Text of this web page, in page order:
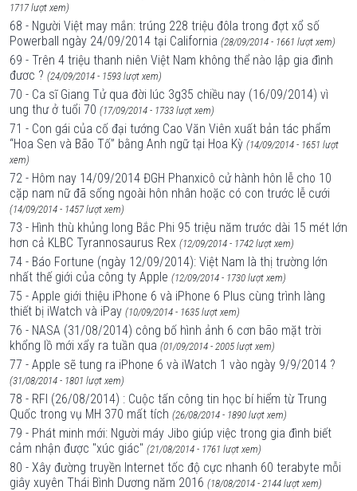
1717 lượt xem)
68 - Người Việt may mắn: trúng 228 triệu đôla trong đợt xổ số
Powerball ngày 24/09/2014 tại California (28/09/2014 - 1661 lượt xem)
69 - Trên 4 triệu thanh niên Việt Nam không thể nào lập gia đình
đươc ? (24/09/2014 - 1593 lượt xem)
70 - Ca sĩ Giang Tử qua đời lúc 3g35 chiều nay (16/09/2014) vì
ung thư ở tuổi 70 (17/09/2014 - 1733 lượt xem)
71 - Con gái của cố đại tướng Cao Văn Viên xuất bản tác phẩm
“Hoa Sen và Bão Tố” bằng Anh ngữ tại Hoa Kỳ (14/09/2014 - 1651 lượt
xem)
72 - Hôm nay 14/09/2014 ĐGH Phanxicô cử hành hôn lễ cho 10
cặp nam nữ đã sống ngoài hôn nhân hoặc có con trước lễ cưới
(14/09/2014 - 1457 lượt xem)
73 - Hình thù khủng long Bắc Phi 95 triệu năm trước dài 15 mét lớn
hơn cả KLBC Tyrannosaurus Rex (12/09/2014 - 1742 lượt xem)
74 - Báo Fortune (ngày 12/09/2014): Việt Nam là thị trường lớn
nhất thế giới của công ty Apple (12/09/2014 - 1730 lượt xem)
75 - Apple giới thiệu iPhone 6 và iPhone 6 Plus cùng trình làng
thiết bị iWatch và iPay (10/09/2014 - 1635 lượt xem)
76 - NASA (31/08/2014) công bố hình ảnh 6 cơn bão mặt trời
khổng lồ mới xẩy ra tuần qua (01/09/2014 - 2005 lượt xem)
77 - Apple sẽ tung ra iPhone 6 và iWatch 1 vào ngày 9/9/2014 ?
(31/08/2014 - 1801 lượt xem)
78 - RFI (26/08/2014) : Cuộc tấn công tin học bí hiểm từ Trung
Quốc trong vụ MH 370 mất tích (26/08/2014 - 1890 lượt xem)
79 - Phát minh mới: Người máy Jibo giúp việc trong gia đình biết
cảm nhận được "xúc giác" (21/08/2014 - 1761 lượt xem)
80 - Xây đường truyền Internet tốc độ cực nhanh 60 terabyte mỗi
giây xuyên Thái Bình Dương năm 2016 (18/08/2014 - 2144 lượt xem)